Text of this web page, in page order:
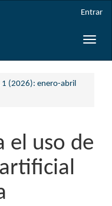
Entrar
Toggle
1 (2026): enero-abril
el uso de